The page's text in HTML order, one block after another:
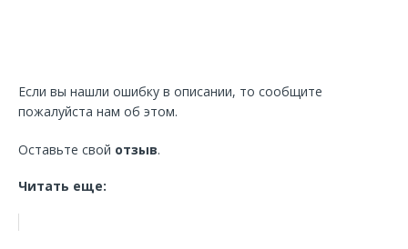
Если вы нашли ошибку в описании, то сообщите
пожалуйста нам об этом.
Оставьте свой отзыв.
Читать еще: